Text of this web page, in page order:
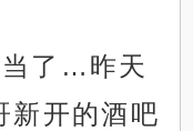
当了…昨天
新开的酒吧